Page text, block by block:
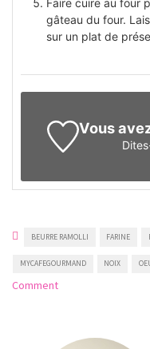
gâteau du four.
sur un plat de
Vous
BEURRE RAMOLLI FARINE
MYCAFEGOURMAND NOIX
Commenton